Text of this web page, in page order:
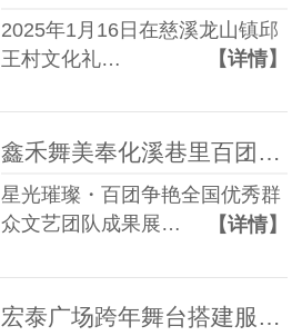
2025年1月16日在慈溪龙山镇邱
王村文化礼…
【详情】
鑫禾舞美奉化溪巷里百团汇演灯光音响租赁成功案例
星光璀璨・百团争艳全国优秀群
众文艺团队成果展…
【详情】
宏泰广场跨年舞台搭建服务成功案例